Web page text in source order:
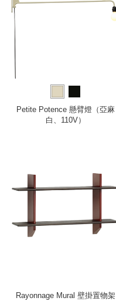
Petite Potence 懸臂燈（亞麻
白、110V）
Rayonnage Mural 壁掛置物架